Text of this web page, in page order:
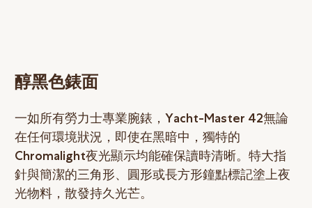
醇黑色錶面
一如所有勞力士專業腕錶，Yacht-Master 42無論
在任何環境狀況，即使在黑暗中，獨特的
Chromalight夜光顯示均能確保讀時清晰。特大指
針與簡潔的三角形、圓形或長方形鐘點標記塗上夜
光物料，散發持久光芒。